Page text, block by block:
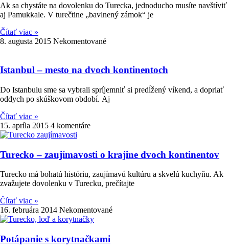
Ak sa chystáte na dovolenku do Turecka, jednoducho musíte navštíviť
aj Pamukkale. V turečtine „bavlnený zámok“ je
Čítať viac »
8. augusta 2015 Nekomentované
Istanbul – mesto na dvoch kontinentoch
Do Istanbulu sme sa vybrali spríjemniť si predĺžený víkend, a dopriať
oddych po skúškovom období. Aj
Čítať viac »
15. apríla 2015 4 komentáre
Turecko – zaujímavosti o krajine dvoch kontinentov
Turecko má bohatú históriu, zaujímavú kultúru a skvelú kuchyňu. Ak
zvažujete dovolenku v Turecku, prečítajte
Čítať viac »
16. februára 2014 Nekomentované
Potápanie s korytnačkami